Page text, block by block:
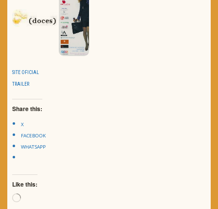
SITE OFICIAL
TRAILER
Share this:
X
FACEBOOK
WHATSAPP
Like this:
Loading…